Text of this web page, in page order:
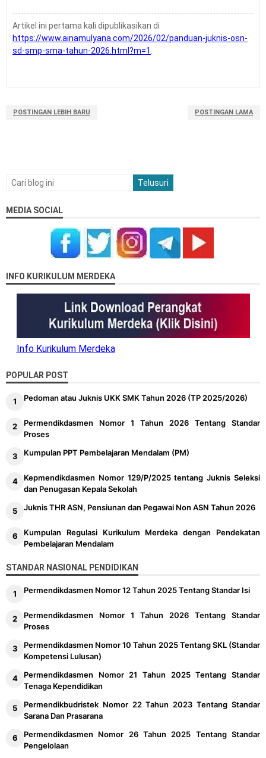
Artikel ini pertama kali dipublikasikan di
https://www.ainamulyana.com/2026/02/panduan-juknis-osn-
sd-smp-sma-tahun-2026.html?m=1
POSTINGAN LEBIH BARU POSTINGAN LAMA
MEDIA SOCIAL
INFO KURIKULUM MERDEKA
Info Kurikulum Merdeka
POPULAR POST
Pedoman atau Juknis UKK SMK Tahun 2026 (TP 2025/2026)
Permendikdasmen Nomor 1 Tahun 2026 Tentang Standar
Proses
Kumpulan PPT Pembelajaran Mendalam (PM)
Kepmendikdasmen Nomor 129/P/2025 tentang Juknis Seleksi
dan Penugasan Kepala Sekolah
Juknis THR ASN, Pensiunan dan Pegawai Non ASN Tahun 2026
Kumpulan Regulasi Kurikulum Merdeka dengan Pendekatan
Pembelajaran Mendalam
STANDAR NASIONAL PENDIDIKAN
Permendikdasmen Nomor 12 Tahun 2025 Tentang Standar Isi
Permendikdasmen Nomor 1 Tahun 2026 Tentang Standar
Proses
Permendikdasmen Nomor 10 Tahun 2025 Tentang SKL (Standar
Kompetensi Lulusan)
Permendikdasmen Nomor 21 Tahun 2025 Tentang Standar
Tenaga Kependidikan
Permendikbudristek Nomor 22 Tahun 2023 Tentang Standar
Sarana Dan Prasarana
Permendikdasmen Nomor 26 Tahun 2025 Tentang Standar
Pengelolaan